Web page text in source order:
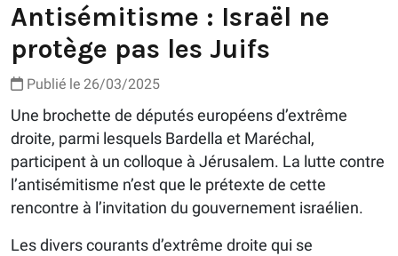
Antisémitisme : Israël ne
protège pas les Juifs
Publié le 26/03/2025
Une brochette de députés européens d’extrême
droite, parmi lesquels Bardella et Maréchal,
participent à un colloque à Jérusalem. La lutte contre
l’antisémitisme n’est que le prétexte de cette
rencontre à l’invitation du gouvernement israélien.
Les divers courants d’extrême droite qui se